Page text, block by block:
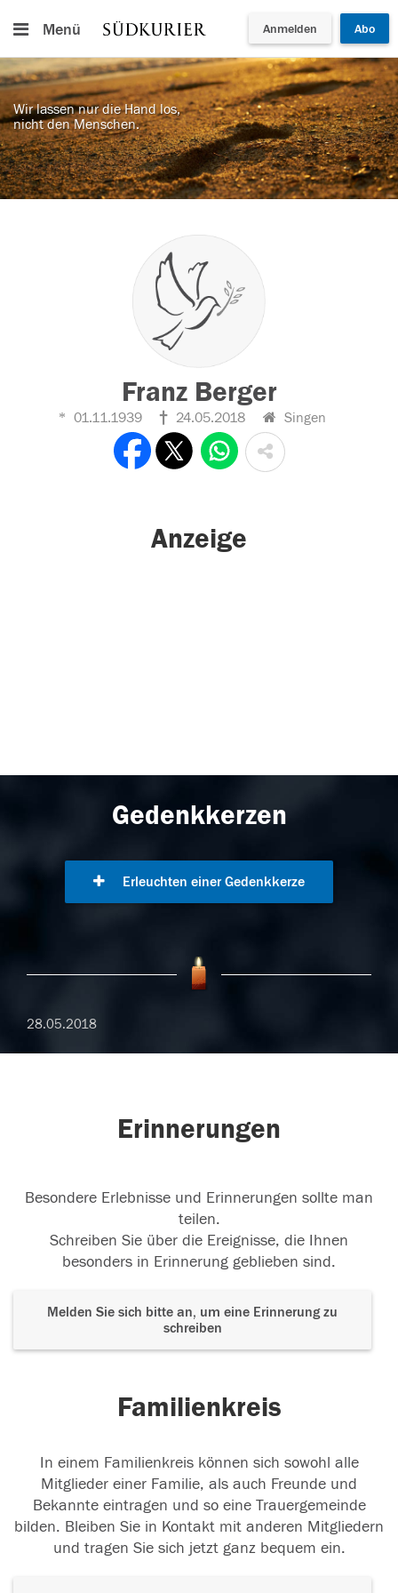
Menü Anmelden Abo
Wir lassen nur die Hand los,
nicht den Menschen.
Franz Berger
01.11.1939 24.05.2018 Singen
Anzeige
Gedenkkerzen
Erleuchten einer Gedenkkerze
28.05.2018
Erinnerungen
Besondere Erlebnisse und Erinnerungen sollte man
teilen.
Schreiben Sie über die Ereignisse, die Ihnen
besonders in Erinnerung geblieben sind.
Melden Sie sich bitte an, um eine Erinnerung zu
schreiben
Familienkreis
In einem Familienkreis können sich sowohl alle
Mitglieder einer Familie, als auch Freunde und
Bekannte eintragen und so eine Trauergemeinde
bilden. Bleiben Sie in Kontakt mit anderen Mitgliedern
und tragen Sie sich jetzt ganz bequem ein.